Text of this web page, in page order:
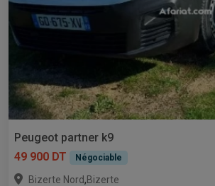
Peugeot partner k9
49 900 DT
Négociable
Bizerte Nord,Bizerte